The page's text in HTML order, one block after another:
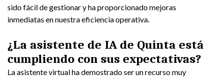
sido fácil de gestionar y ha proporcionado mejoras
inmediatas en nuestra eficiencia operativa.
¿La asistente de IA de Quinta está
cumpliendo con sus expectativas?
La asistente virtual ha demostrado ser un recurso muy